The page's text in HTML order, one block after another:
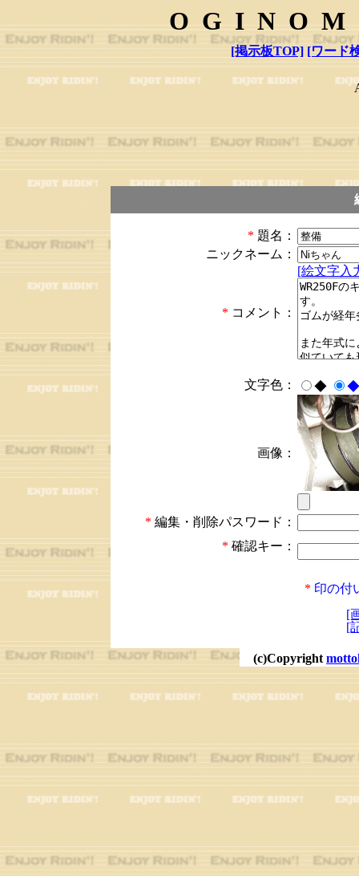
[掲示板TOP] [ワード
* 題名：
ニックネーム：
* コメント：
[絵文字入
文字色： ◆ ◆
画像：
* 編集・削除パスワード：
* 確認キー：
* 印の付
[
[
(c)Copyright